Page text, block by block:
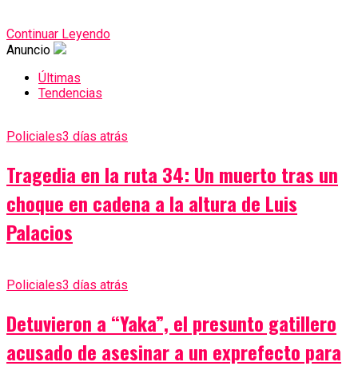
Continuar Leyendo
Anuncio
Últimas
Tendencias
Policiales3 días atrás
Tragedia en la ruta 34: Un muerto tras un
choque en cadena a la altura de Luis
Palacios
Policiales3 días atrás
Detuvieron a “Yaka”, el presunto gatillero
acusado de asesinar a un exprefecto para